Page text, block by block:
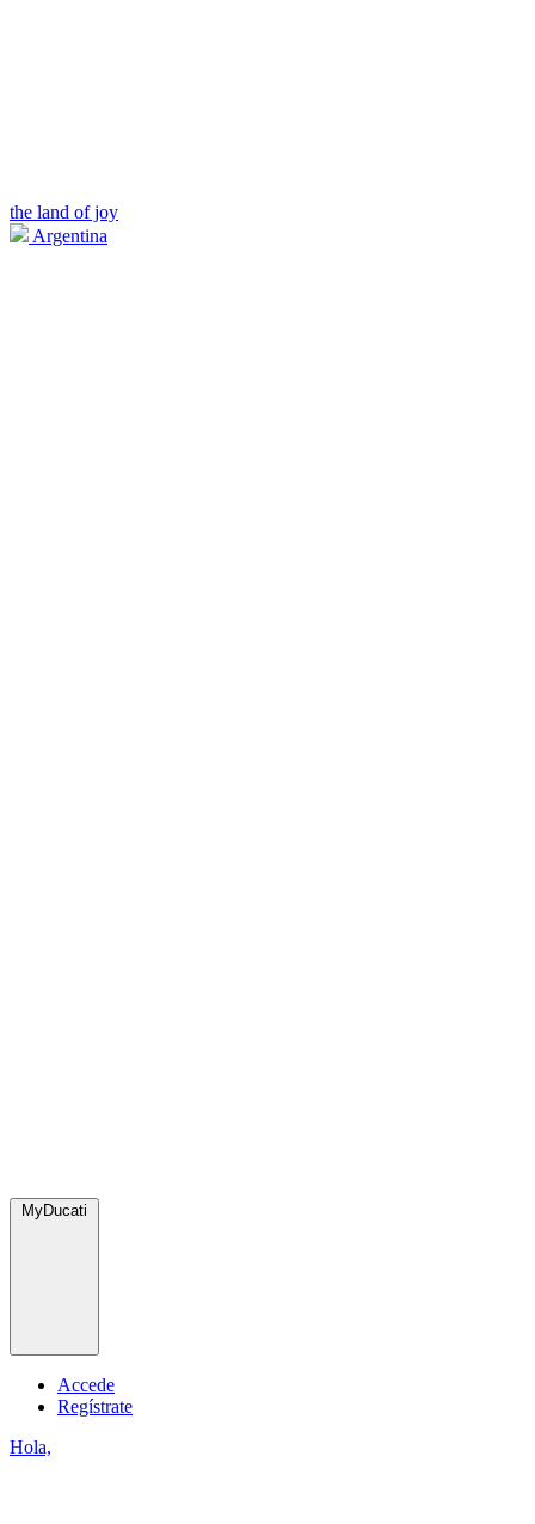
the land of joy
Argentina
MyDucati
Accede
Regístrate
Hola,